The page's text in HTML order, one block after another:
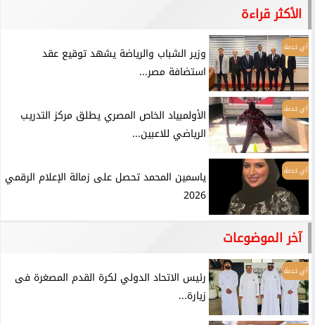
الأكثر قراءة
أي خدمة
وزير الشباب والرياضة يشهد توقيع عقد
استضافة مصر...
أي خدمة
الأولمبياد الخاص المصري يطلق مركز التدريب
الرياضي للاعبين...
أي خدمة
ياسمين المحمد تحصل على زمالة الإعلام الرقمي
2026
آخر الموضوعات
أي خدمة
رئيس الاتحاد الدولي لكرة القدم المصغرة فى
زيارة...